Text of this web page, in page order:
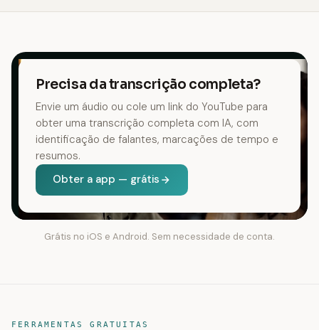
Precisa da transcrição completa?
Envie um áudio ou cole um link do YouTube para
obter uma transcrição completa com IA, com
identificação de falantes, marcações de tempo e
resumos.
Obter a app — grátis
Grátis no iOS e Android. Sem necessidade de conta.
FERRAMENTAS GRATUITAS